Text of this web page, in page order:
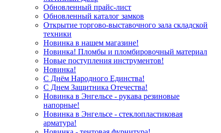
Обновленный прайс-лист
Обновленный каталог замков
Открытие торгово-выставочного зала складской
техники
Новинка в нашем магазине!
Новинка! Пломбы и пломбировочный материал
Новые поступления инструментов!
Новинка!
С Днём Народного Единства!
С Днем Защитника Отечества!
Новинка в Энгельсе - рукава резиновые
напорные!
Новинка в Энгельсе - стеклопластиковая
арматура!